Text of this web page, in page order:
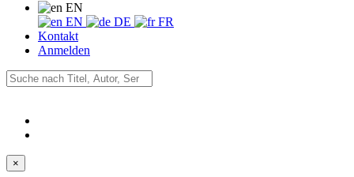
EN
EN
DE
FR
Kontakt
Anmelden
×